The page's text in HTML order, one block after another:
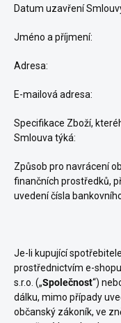
Datum uzavření
Jméno a příjmení:
Adresa:
E-mailová adresa:
Specifikace Zboží,
Smlouva týká:
Způsob pro navrácení
finančních prostředků,
uvedení čísla
Je-li kupující
prostřednictvím e-
s.r.o. („Společnost“)
dálku, mimo případy
občanský zákoník, ve